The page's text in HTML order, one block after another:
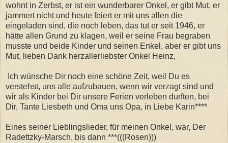
wohnt in Zerbst, er ist ein wunderbarer Onkel, er gibt Mut, er
jammert nicht und heute feiert er mit uns allen die
eingeladen sind, die noch leben, das tut er seit 1946, er
hätte allen Grund zu klagen, weil er seine Frau begraben
musste und beide Kinder und seinen Enkel, aber er gibt uns
Mut, lieben Dank herzallerliebster Onkel Heinz,
Ich wünsche Dir noch eine schöne Zeit, weil Du es
verstehst, uns alle aufzubauen, wenn wir verzagt sind und
wir als Kinder bei Dir unsere Ferien verleben durften, bei
Dir, Tante Liesbeth und Oma uns Opa, in Liebe Karin****
Eines seiner Lieblingslieder, für meinen Onkel, war, Der
Radettzky-Marsch, bis dann ***(((Rosen)))